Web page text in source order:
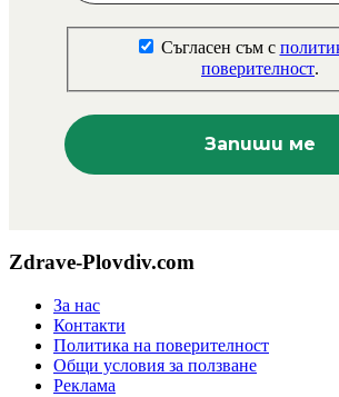
Съгласен съм с
поверителност.
Zdrave-Plovdiv.com
За нас
Контакти
Политика на поверителност
Общи условия за ползване
Реклама